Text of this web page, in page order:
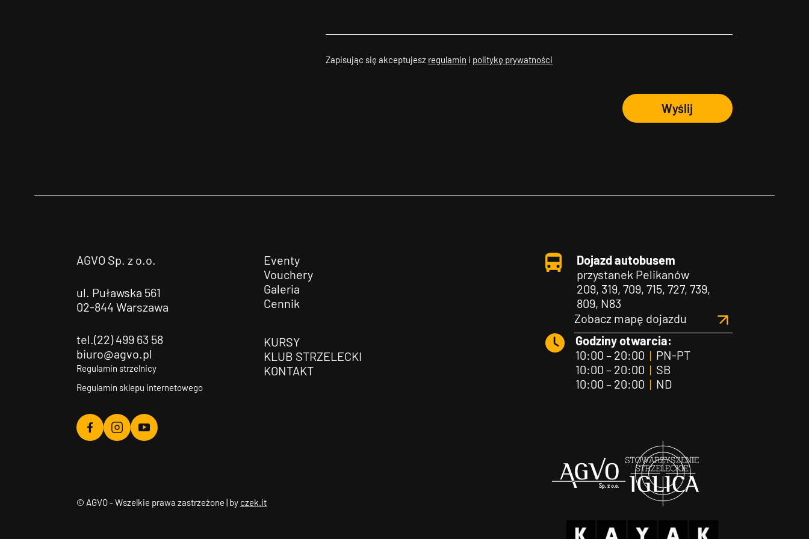
Zapisując się akceptujesz regulamin i politykę prywatności
Wyślij
AGVO Sp. z o.o.
ul. Puławska 561
02-844 Warszawa
tel.(22) 499 63 58
biuro@agvo.pl
Regulamin strzelnicy
Regulamin sklepu internetowego
Agvo
Agvo
Agvo
Eventy
Vouchery
Galeria
Cennik
KURSY
KLUB STRZELECKI
KONTAKT
Dojazd autobusem
przystanek Pelikanów
209, 319, 709, 715, 727, 739,
809, N83
Zobacz mapę dojazdu
Godziny otwarcia:
10:00 – 20:00 |PN-PT
10:00 – 20:00 |SB
10:00 – 20:00 |ND
© AGVO - Wszelkie prawa zastrzeżone | by czek.it
Agvo Iglica